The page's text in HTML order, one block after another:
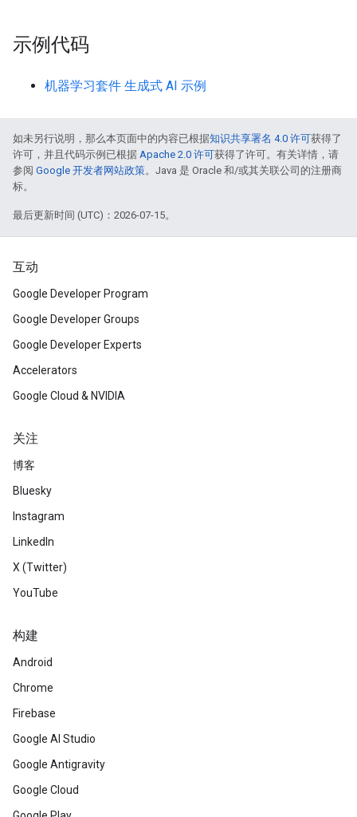
示例代码
机器学习套件 生成式 AI 示例
如未另行说明，那么本页面中的内容已根据知识共享署名 4.0 许可获得了
许可，并且代码示例已根据 Apache 2.0 许可获得了许可。有关详情，请
参阅 Google 开发者网站政策。Java 是 Oracle 和/或其关联公司的注册商
标。
最后更新时间 (UTC)：2026-07-15。
互动
Google Developer Program
Google Developer Groups
Google Developer Experts
Accelerators
Google Cloud & NVIDIA
关注
博客
Bluesky
Instagram
LinkedIn
X (Twitter)
YouTube
构建
Android
Chrome
Firebase
Google AI Studio
Google Antigravity
Google Cloud